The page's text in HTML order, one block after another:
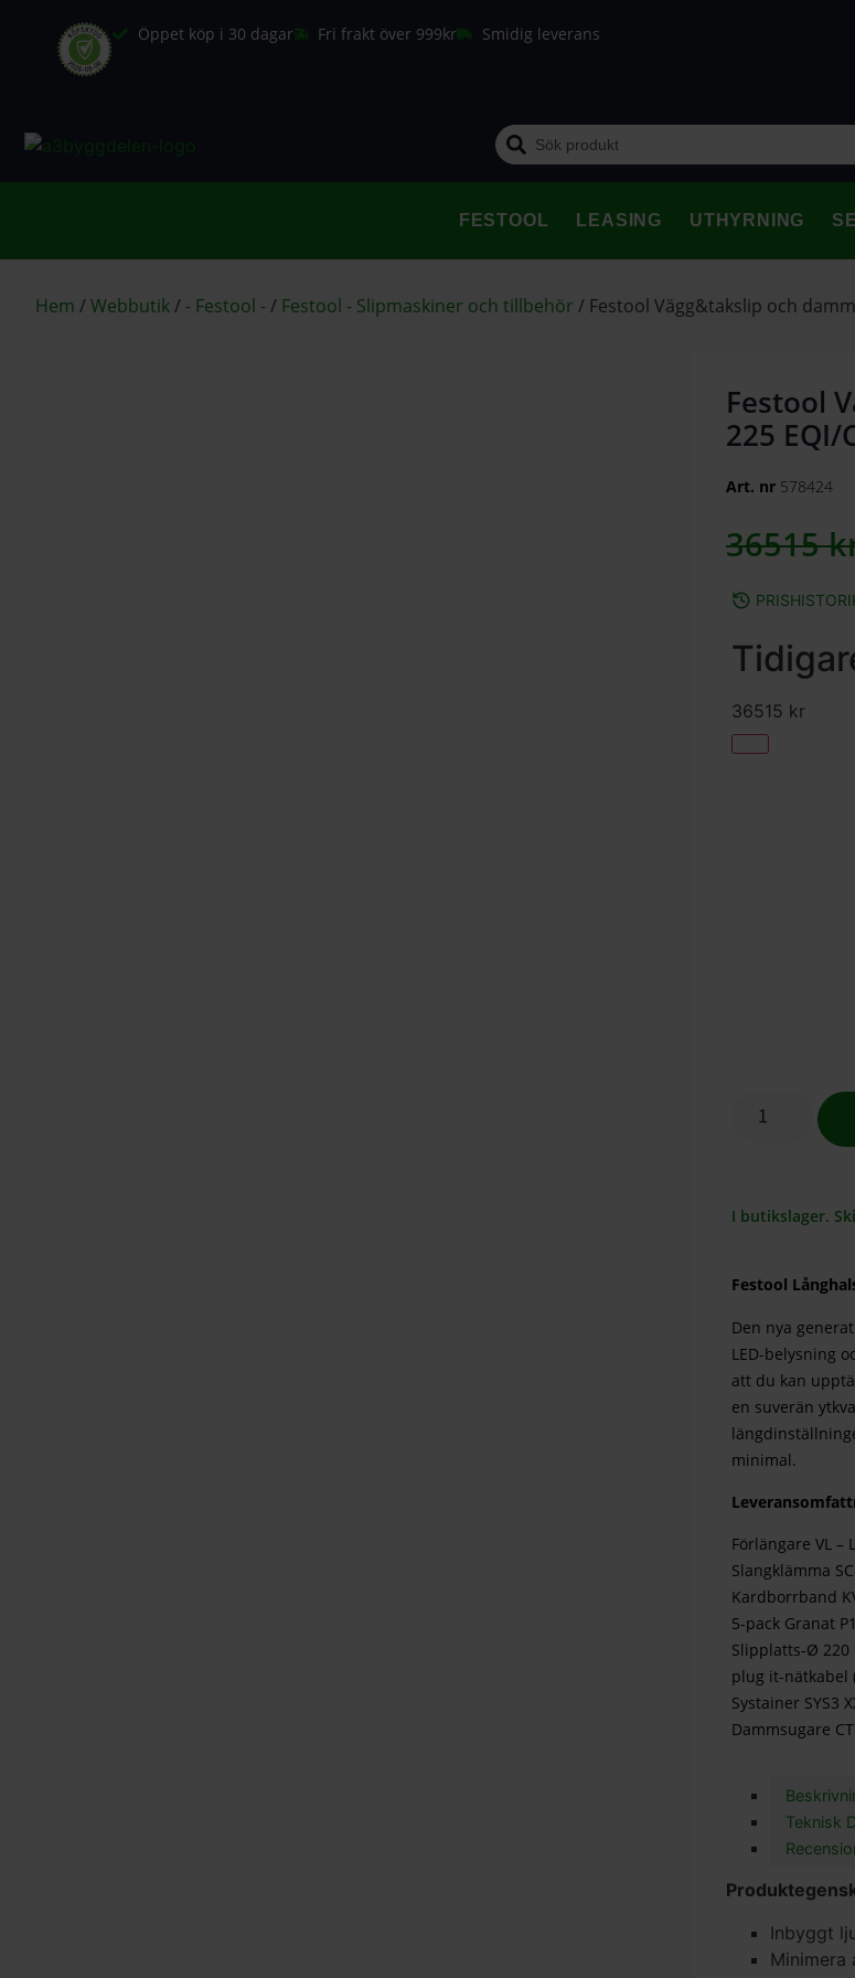
Öppet köp i 30 dagar Fri frakt över 999kr Smidig leverans
FESTOOL LEASING UTHYRNING
Hem /Webbutik/ - Festool -/ Festool - Slipmaskiner och tillbehör / Festool Vägg&takslip och
Festool
225 EQI/
Art. nr 578424
36515
36515 kr
I butikslager.
Festool
Den nya
LED-belysning
att du kan
en suverän
minimal.
Förlängare VL –
Slangklämma
Kardborrband
5-pack Granat
Slipplatts-Ø 220
plug it-nätkabel
Systainer SYS3
Dammsugare
Teknisk
Inbyggt
Minimera